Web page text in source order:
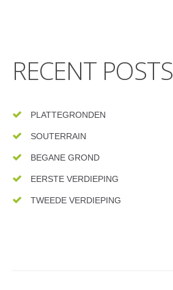
RECENT POSTS
PLATTEGRONDEN
SOUTERRAIN
BEGANE GROND
EERSTE VERDIEPING
TWEEDE VERDIEPING